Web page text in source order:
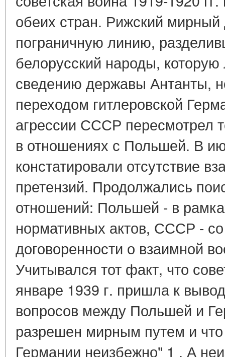
обеих стран. Рижский мирный
пограничную линию,
белорусский народы,
сведению державы Антанты,
переходом гитлеровской
агрессии СССР пересмотрел
в отношениях с Польшей. В
констатировали отсутствие
претензий. Продолжались
отношений: Польшей - в
нормативных актов, СССР -
договоренности о взаимной
Учитывался тот факт, что
январе 1939 г. пришла к
вопросов между Польшей и
разрешен мирным путем и
Германии неизбежно" 1 . А